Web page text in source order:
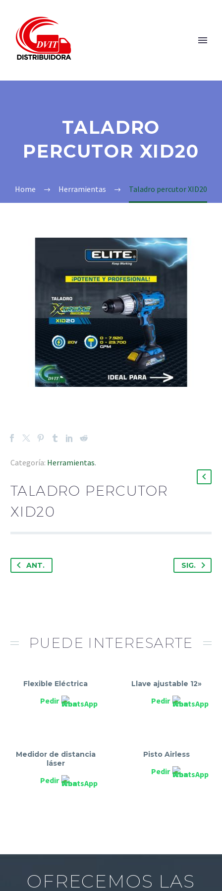
TALADRO
PERCUTOR XID20
Home Herramientas Taladro percutor XID20
Categoría: Herramientas.
TALADRO PERCUTOR
XID20
ANT. SIG.
PUEDE INTERESARTE
Flexible Eléctrica
Pedir
Llave ajustable 12»
Pedir
Medidor de distancia
láser
Pedir
Pisto Airless
Pedir
OFRECEMOS LAS